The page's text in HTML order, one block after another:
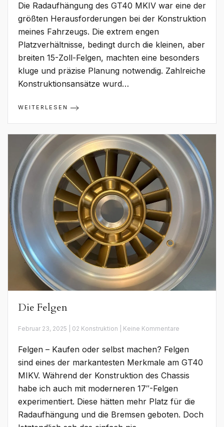
und
Querlenker
Die Radaufhängung des GT40 MKIV war eine der
größten Herausforderungen bei der Konstruktion
meines Fahrzeugs. Die extrem engen
Platzverhältnisse, bedingt durch die kleinen, aber
breiten 15-Zoll-Felgen, machten eine besonders
kluge und präzise Planung notwendig. Zahlreiche
Konstruktionsansätze wurd…
WEITERLESEN
Die Felgen
Februar 23, 2025 | 02 Konstruktion | Keine Kommentare
Felgen – Kaufen oder selbst machen? Felgen
sind eines der markantesten Merkmale am GT40
MIKV. Während der Konstruktion des Chassis
habe ich auch mit moderneren 17″-Felgen
experimentiert. Diese hätten mehr Platz für die
Radaufhängung und die Bremsen geboten. Doch